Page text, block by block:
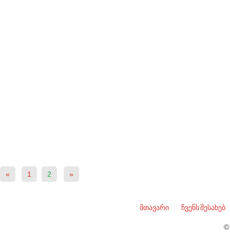
« 1 2 »
მთავარი ჩვენს შესახებ
©